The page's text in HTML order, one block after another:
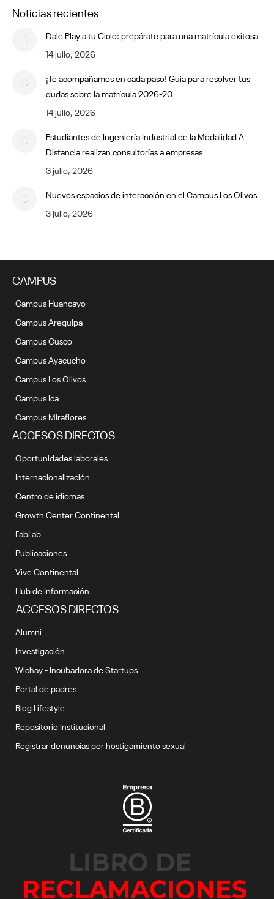
Noticias recientes
Dale Play a tu Ciclo: prepárate para una matrícula exitosa
14 julio, 2026
¡Te acompañamos en cada paso! Guía para resolver tus
dudas sobre la matrícula 2026-20
14 julio, 2026
Estudiantes de Ingeniería Industrial de la Modalidad A
Distancia realizan consultorías a empresas
3 julio, 2026
Nuevos espacios de interacción en el Campus Los Olivos
3 julio, 2026
CAMPUS
Campus Huancayo
Campus Arequipa
Campus Cusco
Campus Ayacucho
Campus Los Olivos
Campus Ica
Campus Miraflores
ACCESOS DIRECTOS
Oportunidades laborales
Internacionalización
Centro de idiomas
Growth Center Continental
FabLab
Publicaciones
Vive Continental
Hub de Información
ACCESOS DIRECTOS
Alumni
Investigación
Wichay - Incubadora de Startups
Portal de padres
Blog Lifestyle
Repositorio Institucional
Registrar denuncias por hostigamiento sexual